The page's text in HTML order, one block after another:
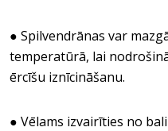
● Spilvendrānas var
temperatūrā, lai
ērcīšu iznīcināšanu.
● Vēlams izvairīties no